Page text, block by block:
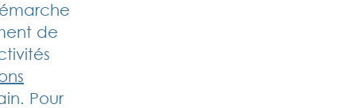
de
Pour